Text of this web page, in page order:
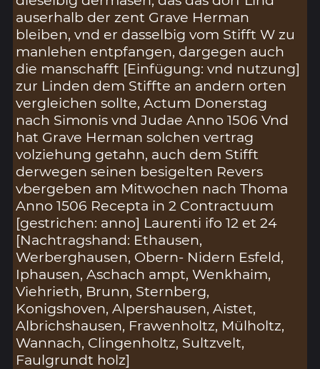
auserhalb der zent Grave Herman
bleiben, vnd er dasselbig vom Stifft W zu
manlehen entpfangen, dargegen auch
die manschafft [Einfügung: vnd nutzung]
zur Linden dem Stiffte an andern orten
vergleichen sollte, Actum Donerstag
nach Simonis vnd Judae Anno 1506 Vnd
hat Grave Herman solchen vertrag
volziehung getahn, auch dem Stifft
derwegen seinen besigelten Revers
vbergeben am Mitwochen nach Thoma
Anno 1506 Recepta in 2 Contractuum
[gestrichen: anno] Laurenti ifo 12 et 24
[Nachtragshand: Ethausen,
Werberghausen, Obern- Nidern Esfeld,
Iphausen, Aschach ampt, Wenkhaim,
Viehrieth, Brunn, Sternberg,
Konigshoven, Alpershausen, Aistet,
Albrichshausen, Frawenholtz, Mülholtz,
Wannach, Clingenholtz, Sultzvelt,
Faulgrundt holz]